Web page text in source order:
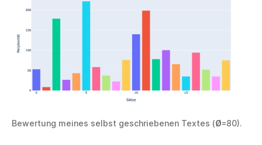
Bewertung meines selbst geschriebenen Textes (Ø=80).